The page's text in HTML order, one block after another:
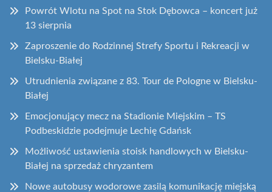
Powrót Wlotu na Spot na Stok Dębowca – koncert już
13 sierpnia
Zaproszenie do Rodzinnej Strefy Sportu i Rekreacji w
Bielsku-Białej
Utrudnienia związane z 83. Tour de Pologne w Bielsku-
Białej
Emocjonujący mecz na Stadionie Miejskim – TS
Podbeskidzie podejmuje Lechię Gdańsk
Możliwość ustawienia stoisk handlowych w Bielsku-
Białej na sprzedaż chryzantem
Nowe autobusy wodorowe zasilą komunikację miejską